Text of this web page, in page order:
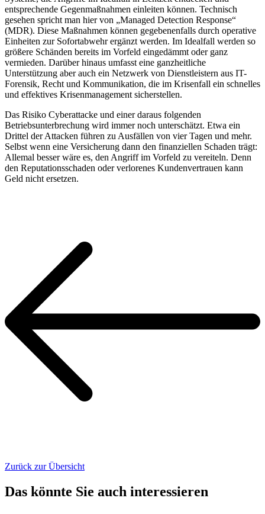
entsprechende Gegenmaßnahmen einleiten können. Technisch
gesehen spricht man hier von „Managed Detection Response“
(MDR). Diese Maßnahmen können gegebenenfalls durch operative
Einheiten zur Sofortabwehr ergänzt werden. Im Idealfall werden so
größere Schänden bereits im Vorfeld eingedämmt oder ganz
vermieden. Darüber hinaus umfasst eine ganzheitliche
Unterstützung aber auch ein Netzwerk von Dienstleistern aus IT-
Forensik, Recht und Kommunikation, die im Krisenfall ein schnelles
und effektives Krisenmanagement sicherstellen.
Das Risiko Cyberattacke und einer daraus folgenden
Betriebsunterbrechung wird immer noch unterschätzt. Etwa ein
Drittel der Attacken führen zu Ausfällen von vier Tagen und mehr.
Selbst wenn eine Versicherung dann den finanziellen Schaden trägt:
Allemal besser wäre es, den Angriff im Vorfeld zu vereiteln. Denn
den Reputationsschaden oder verlorenes Kundenvertrauen kann
Geld nicht ersetzen.
Zurück zur Übersicht
Das könnte Sie auch interessieren